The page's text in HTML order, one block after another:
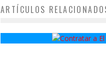
ARTÍCULOS